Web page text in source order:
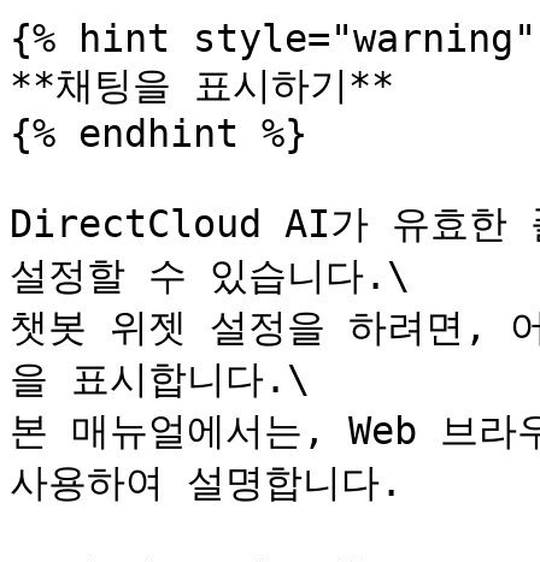
{% hint style="warning"
**채팅을 표시하기**
{% endhint %}
DirectCloud AI가 유효한
설정할 수 있습니다.\
챗봇 위젯 설정을 하려면,
을 표시합니다.\
본 매뉴얼에서는, Web 브
사용하여 설명합니다.